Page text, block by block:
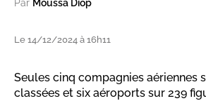
Par Moussa Diop
Le 14/12/2024 à 16h11
Seules cinq compagnies aériennes
classées et six aéroports sur 239